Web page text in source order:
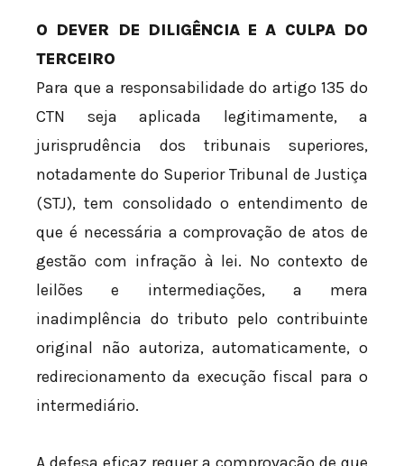
O DEVER DE DILIGÊNCIA E A CULPA DO
TERCEIRO
Para que a responsabilidade do artigo 135 do
CTN seja aplicada legitimamente, a
jurisprudência dos tribunais superiores,
notadamente do Superior Tribunal de Justiça
(STJ), tem consolidado o entendimento de
que é necessária a comprovação de atos de
gestão com infração à lei. No contexto de
leilões e intermediações, a mera
inadimplência do tributo pelo contribuinte
original não autoriza, automaticamente, o
redirecionamento da execução fiscal para o
intermediário.